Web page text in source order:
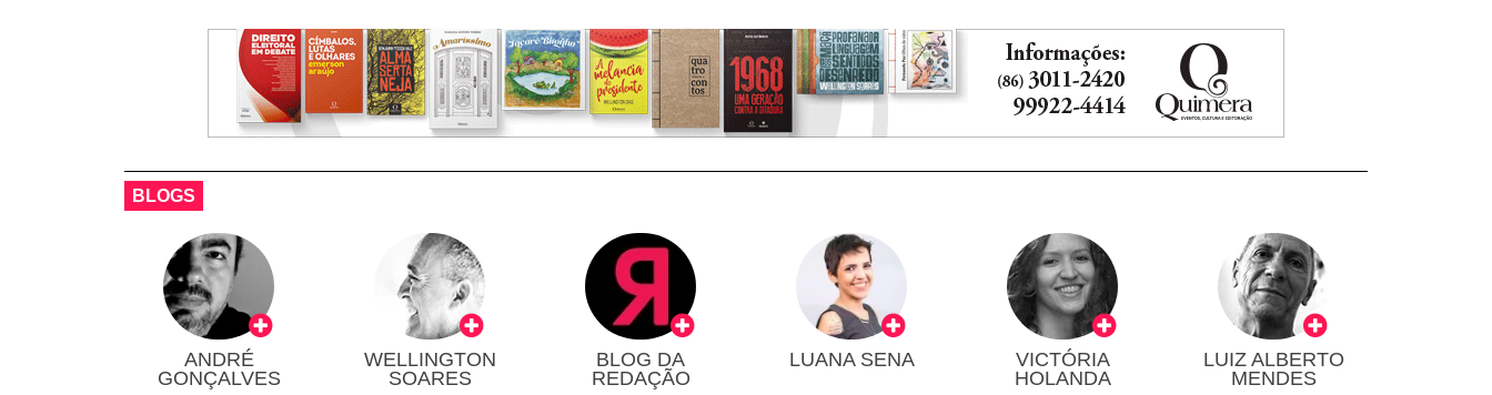
BLOGS
ANDRÉ
GONÇALVES
WELLINGTON
SOARES
BLOG DA
REDAÇÃO
LUANA SENA
VICTÓRIA
HOLANDA
LUIZ ALBERTO
MENDES